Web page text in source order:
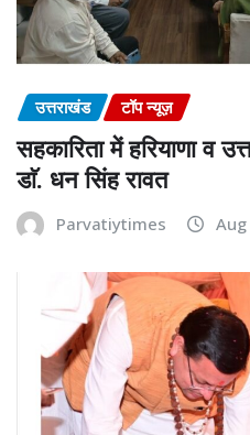
उत्तराखंड टॉप न्यूज़
सहकारिता में हरियाणा व
डाॅ. धन सिंह रावत
Parvatiytimes